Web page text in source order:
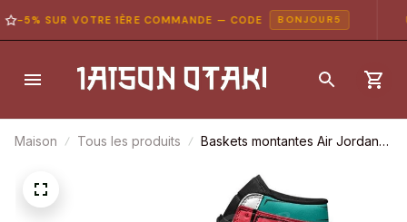
-5% SUR VOTRE 1ÈRE COMMANDE — CODE BONJOUR5
Maison Tous les produits
Baskets montantes Air Jordan
montantes One Piece